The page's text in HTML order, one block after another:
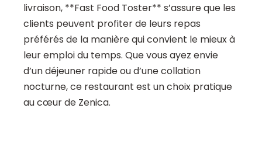
livraison, **Fast Food Toster** s’assure que les
clients peuvent profiter de leurs repas
préférés de la manière qui convient le mieux à
leur emploi du temps. Que vous ayez envie
d’un déjeuner rapide ou d’une collation
nocturne, ce restaurant est un choix pratique
au cœur de Zenica.